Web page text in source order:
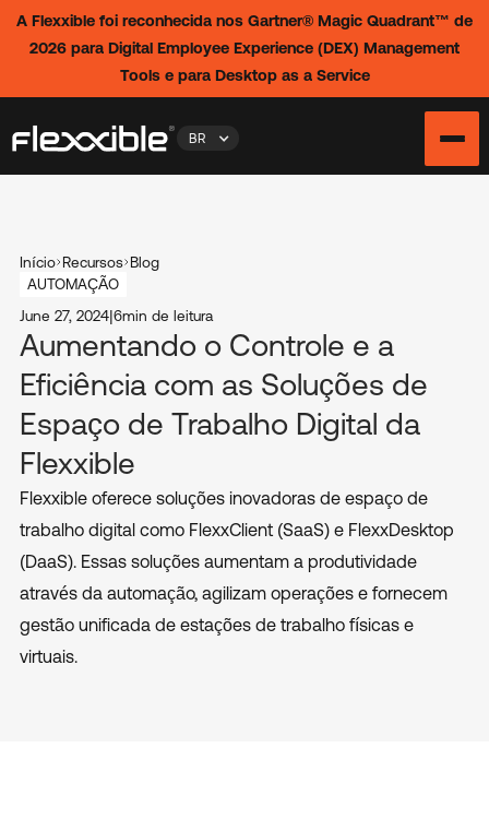
A Flexxible foi reconhecida nos Gartner® Magic Quadrant™ de
2026 para Digital Employee Experience (DEX) Management
Tools e para Desktop as a Service
BR
Início Recursos Blog
AUTOMAÇÃO
June 27, 2024|6min de leitura
Aumentando o Controle e a
Eficiência com as Soluções de
Espaço de Trabalho Digital da
Flexxible
Flexxible oferece soluções inovadoras de espaço de
trabalho digital como FlexxClient (SaaS) e FlexxDesktop
(DaaS). Essas soluções aumentam a produtividade
através da automação, agilizam operações e fornecem
gestão unificada de estações de trabalho físicas e
virtuais.